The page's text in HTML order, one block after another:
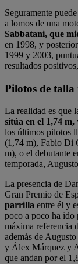
Seguramente
a lomos de una
Sabbatani, que
en 1998, y
1999 y 2003,
resultados
Pilotos de
La realidad es que
sitúa en el 1,74 m,
los últimos pilotos
(1,74 m), Fabio Di
m), o el debutante
temporada,
La presencia de
Gran Premio de
parrilla entre él y
poco a poco ha
máxima referencia
además de
y Álex Márquez y
que andan por el